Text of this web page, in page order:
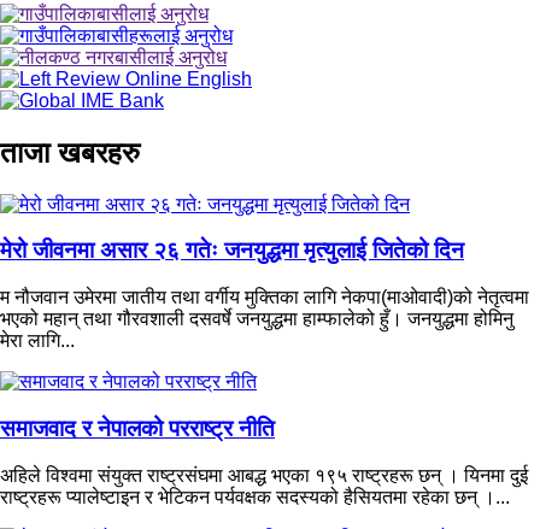
ताजा खबरहरु
मेरो जीवनमा असार २६ गतेः जनयुद्धमा मृत्युलाई जितेको दिन
म नौजवान उमेरमा जातीय तथा वर्गीय मुक्तिका लागि नेकपा(माओवादी)को नेतृत्वमा
भएको महान् तथा गौरवशाली दसवर्षे जनयुद्धमा हाम्फालेको हुँ। जनयुद्धमा होमिनु
मेरा लागि...
समाजवाद र नेपालको परराष्ट्र नीति
अहिले विश्वमा संयुक्त राष्ट्रसंघमा आबद्ध भएका १९५ राष्ट्रहरू छन् । यिनमा दुई
राष्ट्रहरू प्यालेष्टाइन र भेटिकन पर्यवक्षक सदस्यको हैसियतमा रहेका छन् ।...